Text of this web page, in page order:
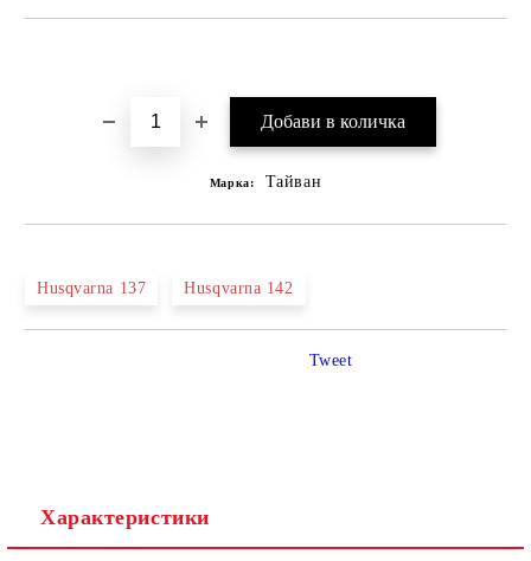
Марка: Тайван
Husqvarna 137 Husqvarna 142
Tweet
Характеристики